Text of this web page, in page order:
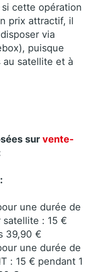
cette opération
prix attractif, il
via
puisque
au satellite et à
sur vente-
une durée de
satellite : 15 €
39,90 €
une durée de
: 15 € pendant 1